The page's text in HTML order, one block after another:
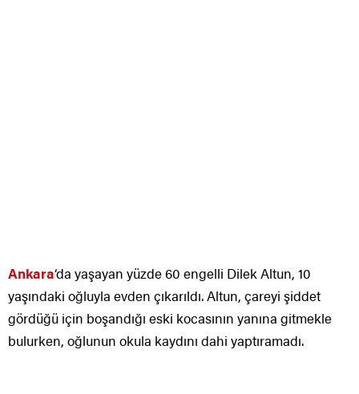
Ankara‘da yaşayan yüzde 60 engelli Dilek Altun, 10
yaşındaki oğluyla evden çıkarıldı. Altun, çareyi şiddet
gördüğü için boşandığı eski kocasının yanına gitmekle
bulurken, oğlunun okula kaydını dahi yaptıramadı.